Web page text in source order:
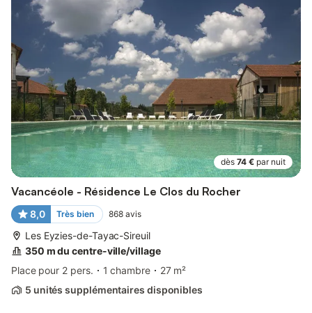
dès 74 € par nuit
Vacancéole - Résidence Le Clos du Rocher
8,0 Très bien 868 avis
Les Eyzies-de-Tayac-Sireuil
350 m du centre-ville/village
Place pour 2 pers.
1 chambre
27 m²
5 unités supplémentaires disponibles